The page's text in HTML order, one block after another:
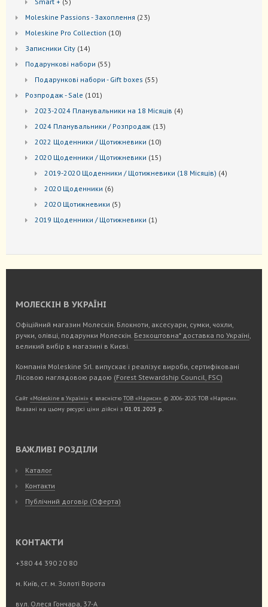
Moleskine Passions - Захоплення 2323
Мoleskine Pro Collection 1010
Записники City 1414
Подарункові набори 5555
Подарункові набори - Gift boxes 5555
Розпродаж - Sale 101 101
2023-2024 Планувальники на 18 Місяців 44
2024 Планувальники / Розпродаж 1313
2022 Щоденники / Щотижневики 1010
2020 Щоденники / Щотижневики 1515
2019-2020 Щоденники / Щотижневики (18 Місяців) 44
2020 Щоденники 66
2020 Щотижневики 55
2019 Щоденники / Щотижневики 1 1
МОЛЕСКІН В УКРАЇНІ
Офіційний магазин Молескін. Блокноти, аксесуари, сумки, чохли,
ручки, олівці, подарунки Молескін. Безкоштовна* доставка по Україні
великий вибір в магазині в Києві.
Компанія Moleskine Srl. випускає і реалізує вироби, сертифіковані
Лісовою наглядовою радою (Forest Stewardship Council, FSC)
Сайт «Moleskine в Україні» є власністю ТОВ «Нариси». © 2006-2025 ТОВ «Нариси».
Вказані на цьому ресурсі ціни дійсні з 01.01.2025 р.
ВАЖЛИВІ РОЗДІЛИ
Каталог
Контакти
Публічний договір (Оферта)
КОНТАКТИ
+380 44 390 20 80
м. Київ, ст. м. Золоті Ворота
вул. Олеся Гончара, 37-А